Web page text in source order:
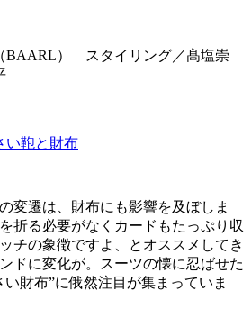
BAARL） スタイリング／髙塩崇
い鞄と財布
変遷は、財布にも影響を及ぼしま
折る必要がなくカードもたっぷり収
チの象徴ですよ、とオススメしてき
ドに変化が。スーツの懐に忍ばせた
財布”に俄然注目が集まっていま